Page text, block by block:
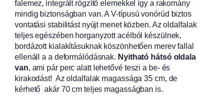
falemez, integrált rögzítő elemekkel így a rakomány
mindig biztonságban van. A V-típusú vonórúd biztos
vontatási stabilitást nyújt menet közben. Az oldalfalak
teljes egészében horganyzott acélból készülnek,
bordázott kialakításuknak köszönhetően merev fallal
ellenáll a a deformálódásnak. Nyitható hátsó oldala
van, ami pár perc alatt lehetővé teszi a be- és
kirakodást! Az oldalfalak magassága 35 cm, de
kérhető akár 70 cm teljes magasságban is.